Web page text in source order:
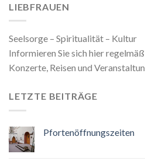
LIEBFRAUEN
Seelsorge – Spiritualität – Kultur
Informieren Sie sich hier
Konzerte, Reisen und
LETZTE BEITRÄGE
Pfortenöffnungszeiten